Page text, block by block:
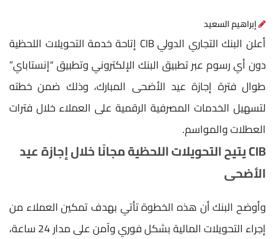
إبراهيم السعيد
أعلن البنك التجاري الدولي CIB إتاحة خدمة التحويلات اللحظية
دون أي رسوم عبر تطبيق البنك الإلكتروني وتطبيق “إنستاباي”
طوال فترة إجازة عيد الأضحى المبارك، وذلك ضمن خطته
لتسهيل الخدمات المصرفية الرقمية على العملاء خلال فترات
العطلات والمواسم.
CIB يتيح التحويلات اللحظية مجانًا خلال إجازة عيد
الأضحى
وأوضح البنك أن هذه الخطوة تأتي بهدف تمكين العملاء من
إجراء التحويلات المالية بشكل فوري وآمن على مدار 24 ساعة،